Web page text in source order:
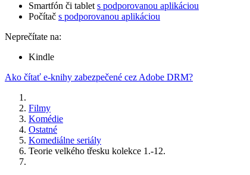
Smartfón či tablet s podporovanou aplikáciou
Počítač s podporovanou aplikáciou
Neprečítate na:
Kindle
Ako čítať e-knihy zabezpečené cez Adobe DRM?
Filmy
Komédie
Ostatné
Komediálne seriály
Teorie velkého třesku kolekce 1.-12.